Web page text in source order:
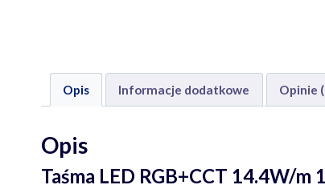
Opis Informacje dodatkowe Opinie
Opis
Taśma LED RGB+CCT 14.4W/m